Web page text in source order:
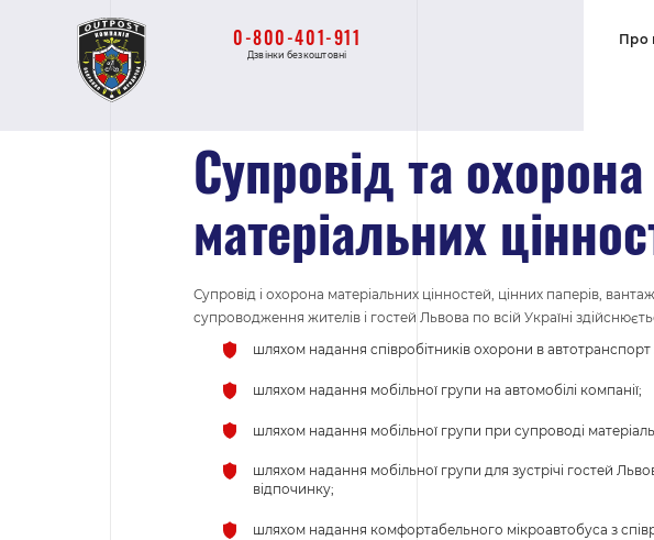
0-800-401-911
Дзвінки безкоштовні
Про
Супровід та охорона
матеріальних
Супровід і охорона матеріальних цінностей, цінних паперів,
супроводження жителів і гостей Львова по всій Україні
шляхом надання співробітників охорони в
шляхом надання мобільної групи на автомобілі компанії;
шляхом надання мобільної групи при супроводі
шляхом надання мобільної групи для зустрічі гостей
відпочинку;
шляхом надання комфортабельного мікроавтобуса з